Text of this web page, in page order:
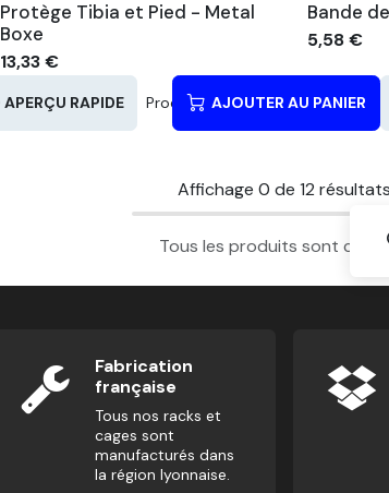
Protège Tibia et Pied - Metal
Boxe
13,33€
Produits similaires
APERÇU RAPIDE
Bande
5,58€
AJOUTER AU PANIER
Affichage 0 de 12 résultats
Tous les produits sont
Fabrication
française
Tous nos racks et
cages sont
manufacturés dans
la région lyonnaise.